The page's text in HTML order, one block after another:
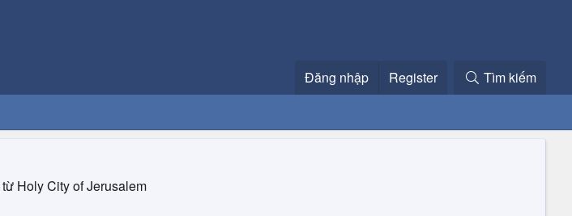
Đăng nhập Register Tìm kiếm
Holy City of Jerusalem